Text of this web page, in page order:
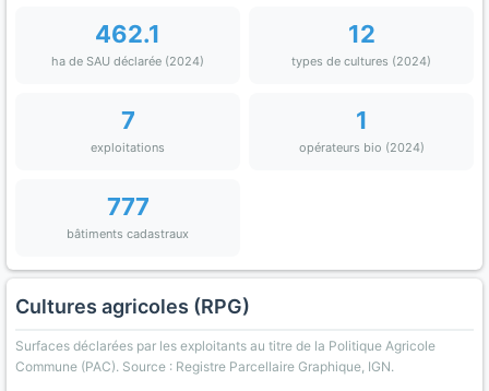
462.1
ha de SAU déclarée (2024)
12
types de cultures (2024)
7
exploitations
1
opérateurs bio (2024)
777
bâtiments cadastraux
Cultures agricoles (RPG)
Surfaces déclarées par les exploitants au titre de la Politique Agricole
Commune (PAC). Source : Registre Parcellaire Graphique, IGN.